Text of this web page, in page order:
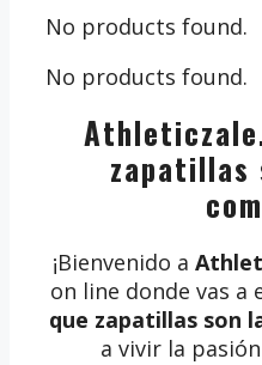
No products found.
No products found.
zapatillas
¡Bienvenido a
on line donde vas a
que zapatillas son
a vivir la